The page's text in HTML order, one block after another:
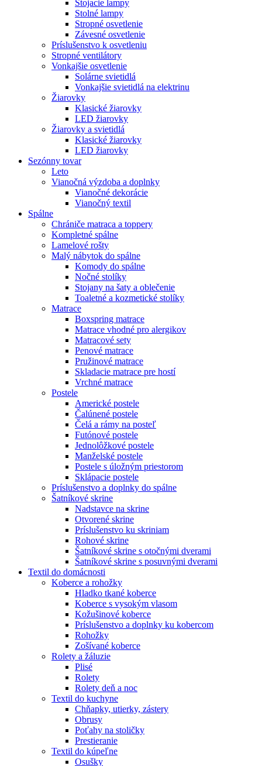
Stojacie lampy
Stolné lampy
Stropné osvetlenie
Závesné osvetlenie
Príslušenstvo k osvetleniu
Stropné ventilátory
Vonkajšie osvetlenie
Solárne svietidlá
Vonkajšie svietidlá na elektrinu
Žiarovky
Klasické žiarovky
LED žiarovky
Žiarovky a svietidlá
Klasické žiarovky
LED žiarovky
Sezónny tovar
Leto
Vianočná výzdoba a doplnky
Vianočné dekorácie
Vianočný textil
Spálne
Chrániče matraca a toppery
Kompletné spálne
Lamelové rošty
Malý nábytok do spálne
Komody do spálne
Nočné stolíky
Stojany na šaty a oblečenie
Toaletné a kozmetické stolíky
Matrace
Boxspring matrace
Matrace vhodné pro alergikov
Matracové sety
Penové matrace
Pružinové matrace
Skladacie matrace pre hostí
Vrchné matrace
Postele
Americké postele
Čalúnené postele
Čelá a rámy na posteľ
Futónové postele
Jednolôžkové postele
Manželské postele
Postele s úložným priestorom
Sklápacie postele
Príslušenstvo a doplnky do spálne
Šatníkové skrine
Nadstavce na skrine
Otvorené skrine
Príslušenstvo ku skriniam
Rohové skrine
Šatníkové skrine s otočnými dverami
Šatníkové skrine s posuvnými dverami
Textil do domácnosti
Koberce a rohožky
Hladko tkané koberce
Koberce s vysokým vlasom
Kožušinové koberce
Príslušenstvo a doplnky ku kobercom
Rohožky
Zošívané koberce
Rolety a žáluzie
Plisé
Rolety
Rolety deň a noc
Textil do kuchyne
Chňapky, utierky, zástery
Obrusy
Poťahy na stoličky
Prestieranie
Textil do kúpeľne
Osušky